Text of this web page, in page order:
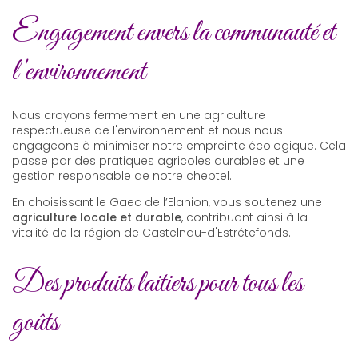
Engagement envers la communauté et
l'environnement
Nous croyons fermement en une agriculture
respectueuse de l'environnement et nous nous
engageons à minimiser notre empreinte écologique. Cela
passe par des pratiques agricoles durables et une
gestion responsable de notre cheptel.
En choisissant le Gaec de l’Elanion, vous soutenez une
agriculture locale et durable, contribuant ainsi à la
vitalité de la région de Castelnau-d'Estrétefonds.
Des produits laitiers pour tous les
goûts